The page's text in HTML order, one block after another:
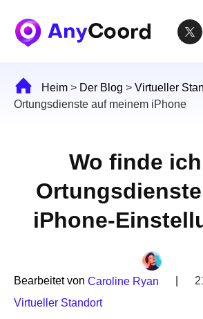
Heim > Der Blog > Virtueller
Ortungsdienste auf meinem iPhone
Wo finde
iPhone-
Bearbeitet von Caroline Ryan
Virtueller Standort